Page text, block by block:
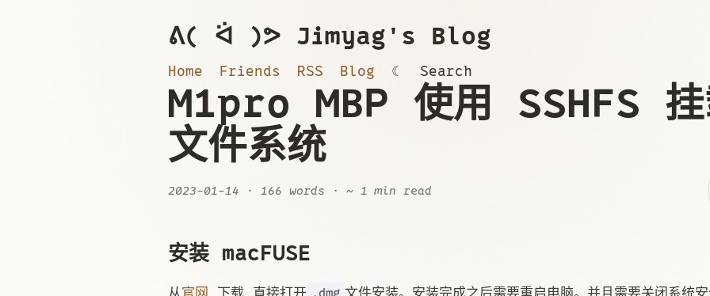
ᕕ( ᐛ )ᕗ Jimyag's Blog
Home Friends RSS Blog ☾ Search
M1pro MBP 使用 SSHFS
文件系统
2023-01-14 · 166 words · ~ 1 min read
安装 macFUSE